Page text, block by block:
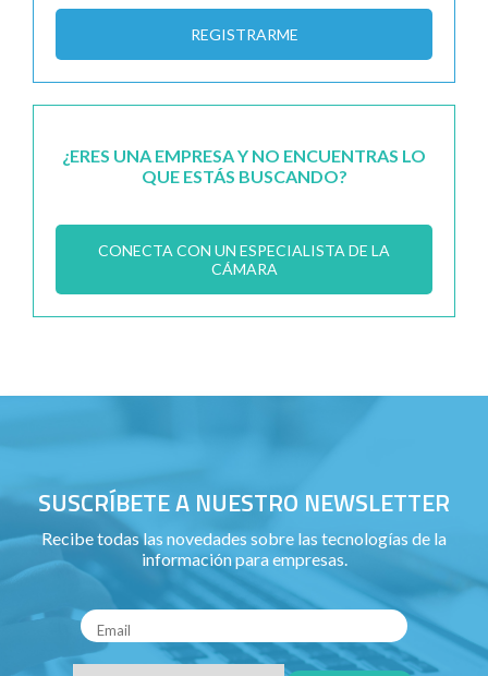
REGISTRARME
¿ERES UNA EMPRESA Y NO ENCUENTRAS LO
QUE ESTÁS BUSCANDO?
CONECTA CON UN ESPECIALISTA DE LA
CÁMARA
SUSCRÍBETE A NUESTRO NEWSLETTER
Recibe todas las novedades sobre las tecnologías de la
información para empresas.